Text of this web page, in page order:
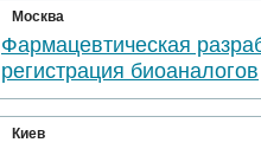
Москва
Фармацевтическая
регистрация биоаналогов
Киев